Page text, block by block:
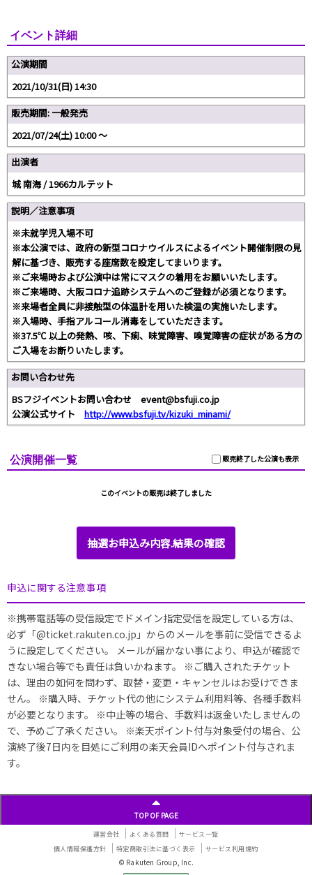
イベント詳細
公演期間
2021/10/31(日) 14:30
販売期間: 一般発売
2021/07/24(土) 10:00 〜
出演者
城 南海 / 1966カルテット
説明／注意事項
※未就学児入場不可
※本公演では、政府の新型コロナウイルスによるイベント開催制限の見
解に基づき、販売する座席数を設定してまいります。
※ご来場時および公演中は常にマスクの着用をお願いいたします。
※ご来場時、大阪コロナ追跡システムへのご登録が必須となります。
※来場者全員に非接触型の体温計を用いた検温の実施いたします。
※入場時、手指アルコール消毒をしていただきます。
※37.5℃ 以上の発熱、咳、下痢、味覚障害、嗅覚障害の症状がある方の
ご入場をお断りいたします。
お問い合わせ先
BSフジイベントお問い合わせ event@bsfuji.co.jp
公演公式サイト http://www.bsfuji.tv/kizuki_minami/
販売終了した公演も表示
公演開催一覧
このイベントの販売は終了しました
抽選お申込み内容.結果の確認
申込に関する注意事項
※携帯電話等の受信設定でドメイン指定受信を設定している方は、
必ず「@ticket.rakuten.co.jp」からのメールを事前に受信できるよ
うに設定してください。 メールが届かない事により、申込が確認で
きない場合等でも責任は負いかねます。 ※ご購入されたチケット
は、理由の如何を問わず、取替・変更・キャンセルはお受けできま
せん。 ※購入時、チケット代の他にシステム利用料等、各種手数料
が必要となります。 ※中止等の場合、手数料は返金いたしませんの
で、予めご了承ください。 ※楽天ポイント付与対象受付の場合、公
演終了後7日内を目処にご利用の楽天会員IDへポイント付与されま
す。
TOP OF PAGE
運営会社 よくある質問
サービス一覧
個人情報保護方針
特定商取引法に基づく表示 サービス利用規約
© Rakuten Group, Inc.